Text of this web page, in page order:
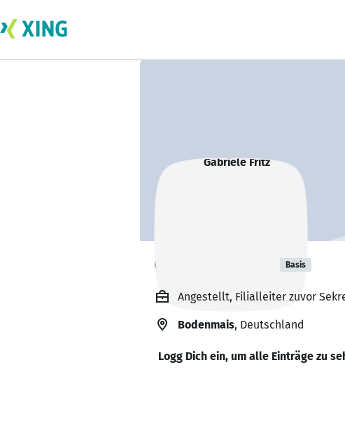
Gabriele Fritz Basis
Angestellt, Filialleiter zuvor
Bodenmais, Deutschland
Logg Dich ein, um alle Einträge zu